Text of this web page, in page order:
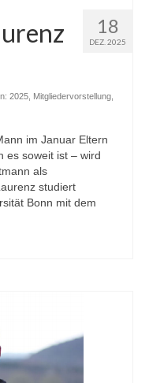
18
DEZ. 2025
2025 Mitgliedervorstellung
im Januar Eltern
es soweit ist – wird
als
studiert
Bonn mit dem